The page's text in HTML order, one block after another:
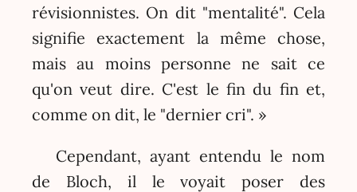
révisionnistes. On dit "mentalité". Cela
signifie exactement la même chose,
mais au moins personne ne sait ce
qu'on veut dire. C'est le fin du fin et,
comme on dit, le "dernier cri". »
Cependant, ayant entendu le nom
de Bloch, il le voyait poser des